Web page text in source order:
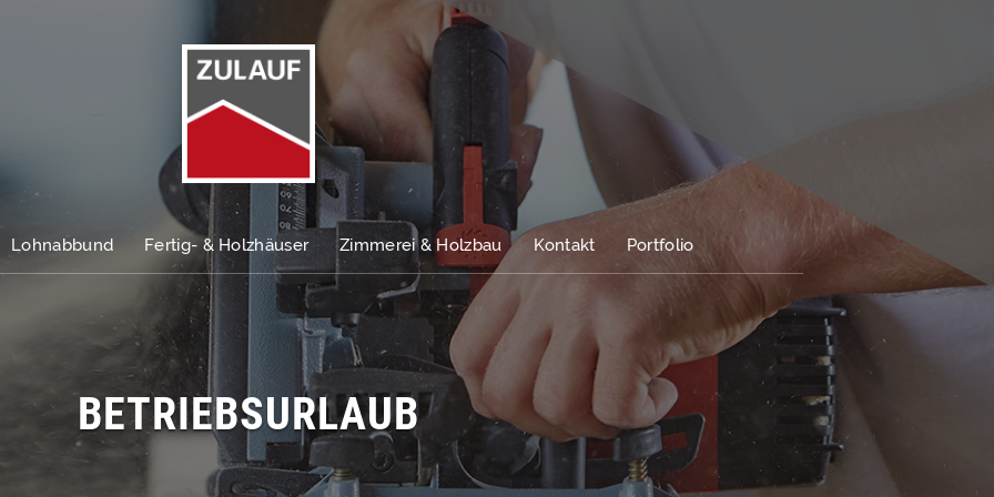
Lohnabbund Fertig- & Holzhäuser Zimmerei & Holzbau Kontakt Portfolio
BETRIEBSURLAUB